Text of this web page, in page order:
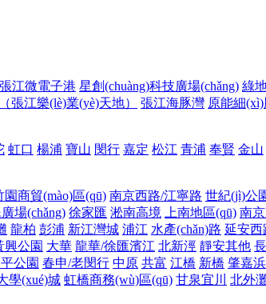
張江微電子港 星創(chuàng)科技廣場(chǎng) 綠
張江樂(lè)業(yè)天地） 張江海豚灣 原能細(xì)
虹口 楊浦 寶山 閔行 嘉定 松江 青浦 奉賢 金山
園商貿(mào)區(qū) 南京西路/江寧路 世紀(jì)公
場(chǎng) 徐家匯 淞南高境 上南地區(qū) 南
龍柏 彭浦 新江灣城 浦江 水產(chǎn)路 延安西
興公園 大華 龍華/徐匯濱江 北新涇 靜安其他
公園 春申/老閔行 中原 共富 江橋 新橋 肇嘉
學(xué)城 虹橋商務(wù)區(qū) 甘泉宜川 北外